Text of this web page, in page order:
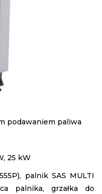
podawaniem paliwa
25 kW
palnik SAS MULTI
palnika, grzałka do